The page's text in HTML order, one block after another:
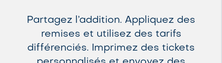
Partagez l’addition. Appliquez des
remises et utilisez des tarifs
différenciés. Imprimez des tickets